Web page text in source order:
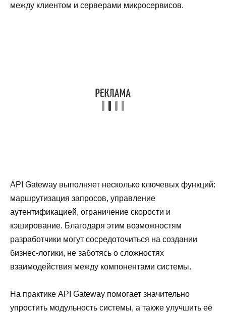
между клиентом и серверами микросервисов.
API Gateway выполняет несколько ключевых функций:
маршрутизация запросов, управление
аутентификацией, ограничение скорости и
кэширование. Благодаря этим возможностям
разработчики могут сосредоточиться на создании
бизнес-логики, не заботясь о сложностях
взаимодействия между компонентами системы.
На практике API Gateway помогает значительно
упростить модульность системы, а также улучшить её